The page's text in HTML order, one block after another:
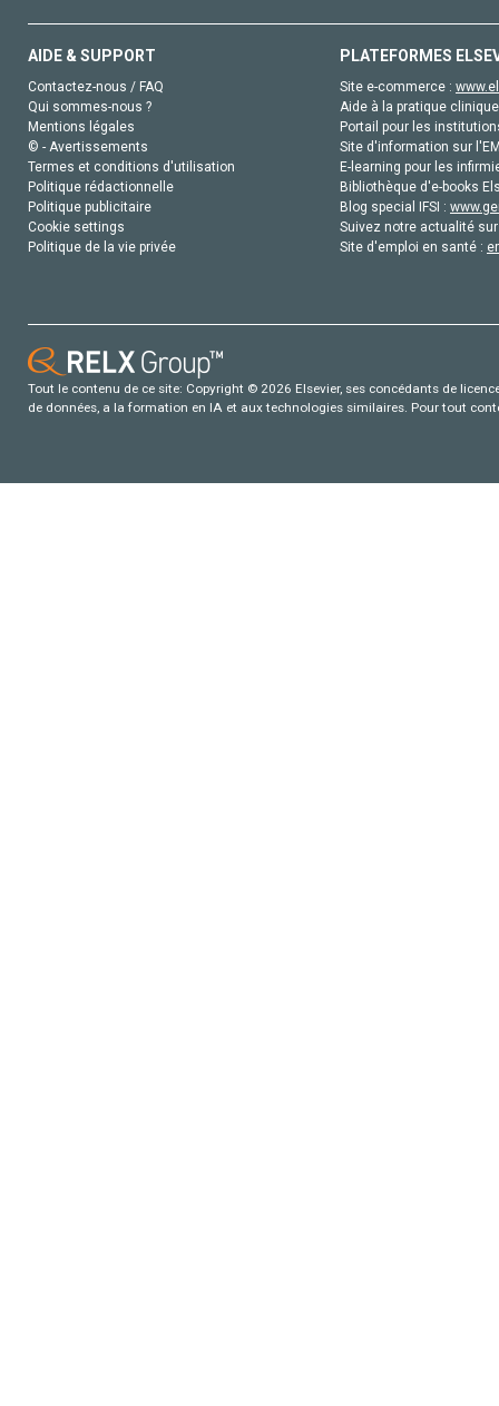
AIDE & SUPPORT
Contactez-nous / FAQ
Qui sommes-nous ?
Mentions légales
© - Avertissements
Termes et conditions d'utilisation
Politique rédactionnelle
Politique publicitaire
Cookie settings
Politique de la vie privée
PLATEFORMES
Site e-commerce :
Aide à la pratique
Portail pour les
Site d'information sur
E-learning pour les
Bibliothèque d'e-books
Blog special IFSI :
Suivez notre actualité
Site d'emploi en santé :
Tout le contenu de ce site: Copyright © 2026 Elsevier, ses concédants de
de données, a la formation en IA et aux technologies similaires. Pour tout